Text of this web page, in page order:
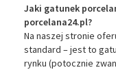
Jaki gatunek
porcelana24.pl?
Na naszej stronie
standard – jest to
rynku (potocznie